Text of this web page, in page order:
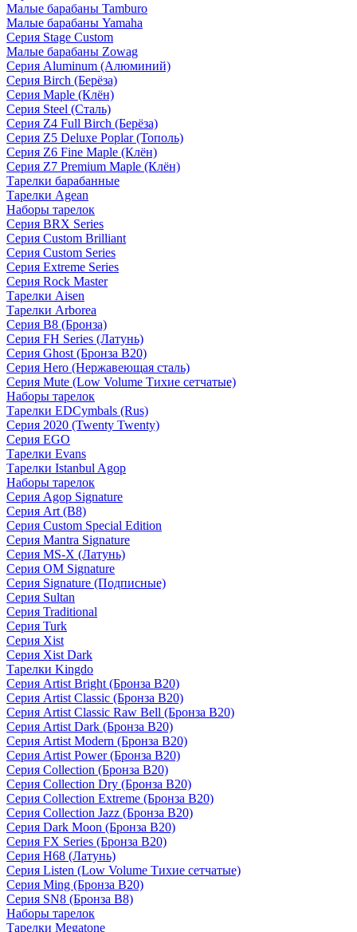
Малые барабаны Tamburo
Малые барабаны Yamaha
Серия Stage Custom
Малые барабаны Zowag
Серия Aluminum (Алюминий)
Серия Birch (Берёза)
Серия Maple (Клён)
Серия Steel (Сталь)
Серия Z4 Full Birch (Берёза)
Серия Z5 Deluxe Poplar (Тополь)
Серия Z6 Fine Maple (Клён)
Серия Z7 Premium Maple (Клён)
Тарелки барабанные
Тарелки Agean
Наборы тарелок
Серия BRX Series
Серия Custom Brilliant
Серия Custom Series
Серия Extreme Series
Серия Rock Master
Тарелки Aisen
Тарелки Arborea
Серия B8 (Бронза)
Серия FH Series (Латунь)
Серия Ghost (Бронза B20)
Серия Hero (Нержавеющая сталь)
Серия Mute (Low Volume Тихие сетчатые)
Наборы тарелок
Тарелки EDCymbals (Rus)
Серия 2020 (Twenty Twenty)
Серия EGO
Тарелки Evans
Тарелки Istanbul Agop
Наборы тарелок
Серия Agop Signature
Серия Art (B8)
Серия Custom Special Edition
Серия Mantra Signature
Серия MS-X (Латунь)
Серия OM Signature
Серия Signature (Подписные)
Серия Sultan
Серия Traditional
Серия Turk
Серия Xist
Серия Xist Dark
Тарелки Kingdo
Серия Artist Bright (Бронза B20)
Серия Artist Classic (Бронза B20)
Серия Artist Classic Raw Bell (Бронза B20)
Серия Artist Dark (Бронза B20)
Серия Artist Modern (Бронза B20)
Серия Artist Power (Бронза B20)
Серия Collection (Бронза B20)
Серия Collection Dry (Бронза B20)
Серия Collection Extreme (Бронза B20)
Серия Collection Jazz (Бронза B20)
Серия Dark Moon (Бронза B20)
Серия FX Series (Бронза B20)
Серия H68 (Латунь)
Серия Listen (Low Volume Тихие сетчатые)
Серия Ming (Бронза B20)
Серия SN8 (Бронза B8)
Наборы тарелок
Тарелки Megatone